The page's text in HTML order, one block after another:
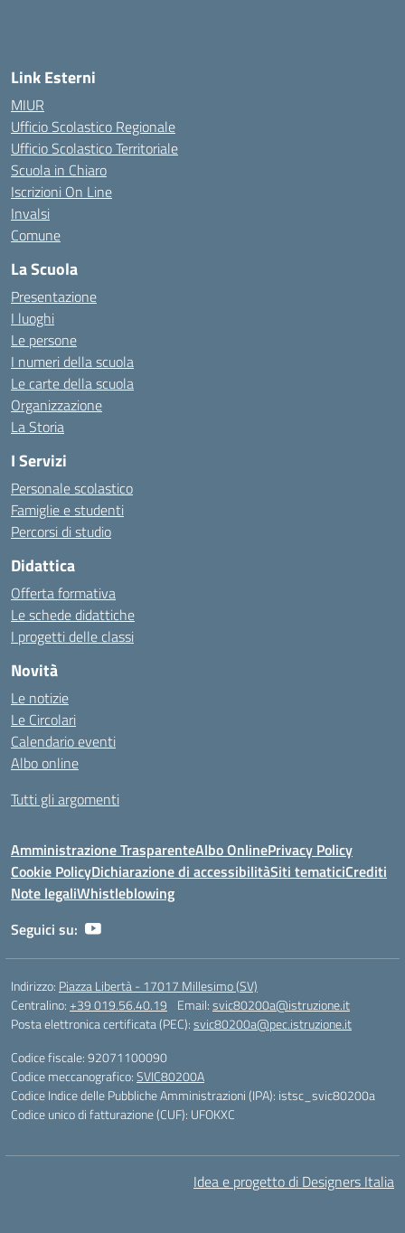
Link Esterni
MIUR
Ufficio Scolastico Regionale
Ufficio Scolastico Territoriale
Scuola in Chiaro
Iscrizioni On Line
Invalsi
Comune
La Scuola
Presentazione
I luoghi
Le persone
I numeri della scuola
Le carte della scuola
Organizzazione
La Storia
I Servizi
Personale scolastico
Famiglie e studenti
Percorsi di studio
Didattica
Offerta formativa
Le schede didattiche
I progetti delle classi
Novità
Le notizie
Le Circolari
Calendario eventi
Albo online
Tutti gli argomenti
Amministrazione TrasparenteAlbo OnlinePrivacy Policy
Cookie PolicyDichiarazione di accessibilitàSiti tematiciCrediti
Note legaliWhistleblowing
Seguici su:
Indirizzo: Piazza Libertà - 17017 Millesimo (SV)
Centralino:+39 019.56.40.19 Email:svic80200a@istruzione.it
Posta elettronica certificata (PEC):svic80200a@pec.istruzione.it
Codice fiscale: 92071100090
Codice meccanografico:SVIC80200A
Codice Indice delle Pubbliche Amministrazioni (IPA): istsc_svic80200a
Codice unico di fatturazione (CUF): UFOKXC
Idea e progetto di Designers Italia